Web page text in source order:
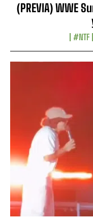
(PREVIA) WWE
#NTF